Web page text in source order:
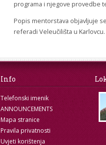
programa i njegove provedbe
Popis mentorstava objavljuje
referadi Veleučilišta u Karlovcu.
Info
Telefonski imenik
ANNOUNCEMENTS
Mapa stranice
Pravila privatnosti
Uvjeti korištenja